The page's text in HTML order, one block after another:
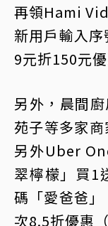
再領Hami
新用戶輸入
9元折150元優
另外，晨間
苑子等多家
另外Uber
翠檸檬」買1
碼「愛爸爸
次8.5折優惠